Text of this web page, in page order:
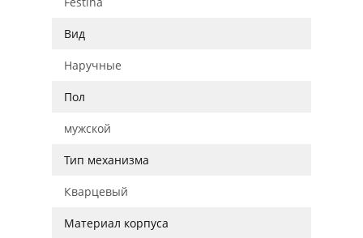
Вид
Наручные
Пол
мужской
Тип механизма
Кварцевый
Материал корпуса